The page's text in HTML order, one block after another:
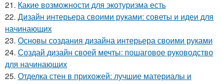
21. Какие возможности для экотуризма есть
22. Дизайн интерьера своими руками: советы и идеи для
начинающих
23. Основы создания дизайна интерьера своими руками
24. Создай дизайн своей мечты: пошаговое руководство
для начинающих
25. Отделка стен в прихожей: лучшие материалы и